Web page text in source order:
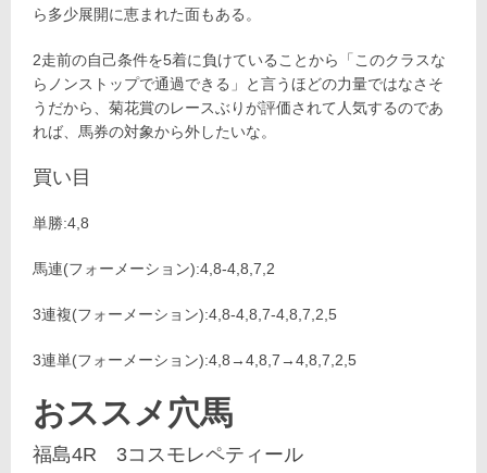
ら多少展開に恵まれた面もある。
2走前の自己条件を5着に負けていることから「このクラスな
らノンストップで通過できる」と言うほどの力量ではなさそ
うだから、菊花賞のレースぶりが評価されて人気するのであ
れば、馬券の対象から外したいな。
買い目
単勝:4,8
馬連(フォーメーション):4,8-4,8,7,2
3連複(フォーメーション):4,8-4,8,7-4,8,7,2,5
3連単(フォーメーション):4,8→4,8,7→4,8,7,2,5
おススメ穴馬
福島4R 3コスモレペティール